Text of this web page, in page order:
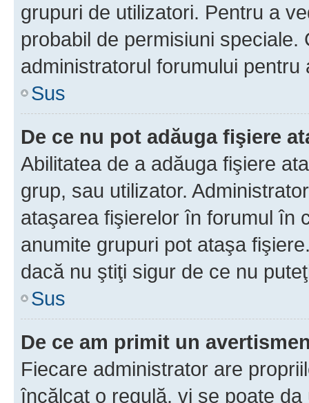
grupuri de utilizatori. Pentru a
probabil de permisiuni
administratorul forumului pentru
Sus
De ce nu pot adăuga fişiere
Abilitatea de a adăuga fişiere
grup, sau utilizator.
ataşarea fişierelor în forumul în
anumite grupuri pot ataşa
dacă nu ştiţi sigur de ce nu
Sus
De ce am primit un
Fiecare administrator are
încălcat o regulă, vi se poate